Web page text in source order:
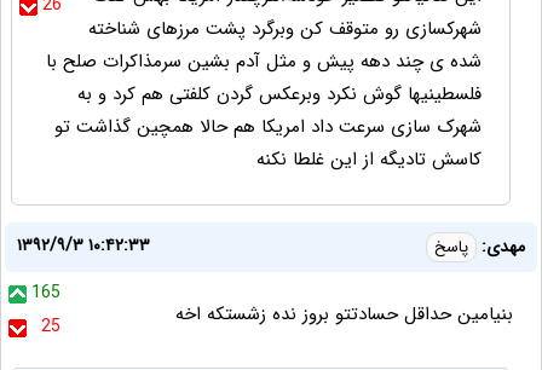
شهرکسازی رو متوقف کن وبرگرد پشت مرزهای شناخته
شده ی چند دهه پیش و مثل آدم بشین سرمذاکرات صلح با
فلسطینیها گوش نکرد وبرعکس گردن کلفتی هم کرد و به
شهرک سازی سرعت داد امریکا هم حالا همچین گذاشت تو
کاسش تادیگه از این غلطا نکنه
مهدی: پاسخ
۱۳۹۲/۹/۳ ۱۰:۴۲:۳۳
165
25
بنیامین حداقل حسادتتو بروز نده زشستکه اخه